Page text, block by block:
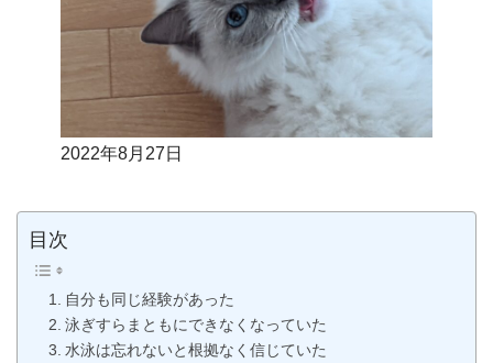
2022年8月27日
目次
自分も同じ経験があった
泳ぎすらまともにできなくなっていた
水泳は忘れないと根拠なく信じていた